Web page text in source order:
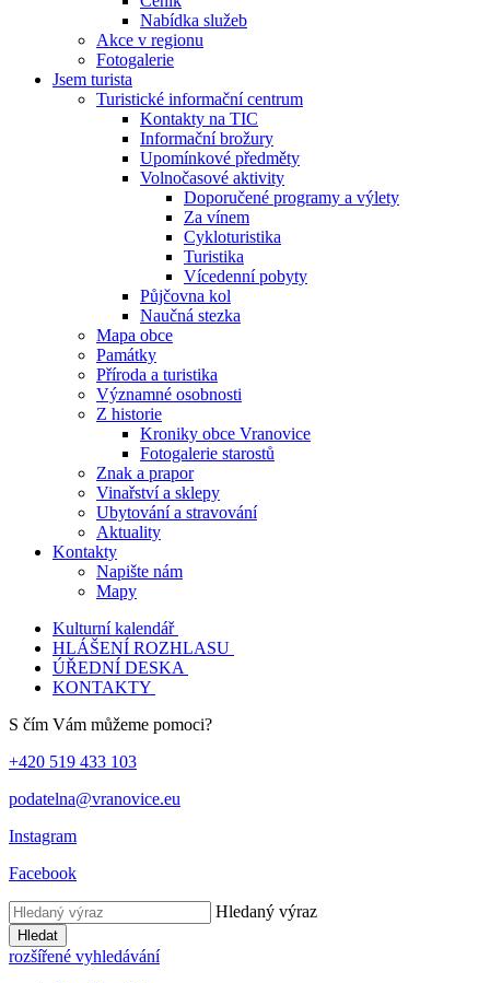
Nabídka služeb
Akce v regionu
Fotogalerie
Jsem turista
Turistické informační centrum
Kontakty na TIC
Informační brožury
Upomínkové předměty
Volnočasové aktivity
Doporučené programy a výlety
Za vínem
Cykloturistika
Turistika
Vícedenní pobyty
Půjčovna kol
Naučná stezka
Mapa obce
Památky
Příroda a turistika
Významné osobnosti
Z historie
Kroniky obce Vranovice
Fotogalerie starostů
Znak a prapor
Vinařství a sklepy
Ubytování a stravování
Aktuality
Kontakty
Napište nám
Mapy
Kulturní kalendář
HLÁŠENÍ ROZHLASU
ÚŘEDNÍ DESKA
KONTAKTY
S čím Vám můžeme pomoci?
+420 519 433 103
podatelna@vranovice.eu
Instagram
Facebook
Hledaný výraz
Hledat
rozšířené vyhledávání